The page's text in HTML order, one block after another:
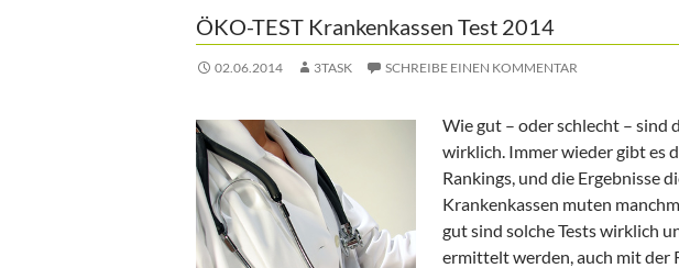
ÖKO-TEST Krankenkassen Test 2014
02.06.2014 3TASK SCHREIBE EINEN KOMMENTAR
Wie gut – oder schlecht – sind
wirklich. Immer wieder gibt es
Rankings, und die Ergebnisse
Krankenkassen muten
gut sind solche Tests wirklich
ermittelt werden, auch mit der